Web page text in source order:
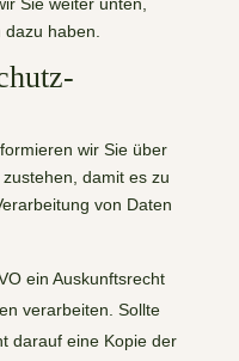
haben.
wir Sie über
damit es zu
von Daten
ein Auskunftsrecht
verarbeiten. Sollte
darauf eine Kopie der